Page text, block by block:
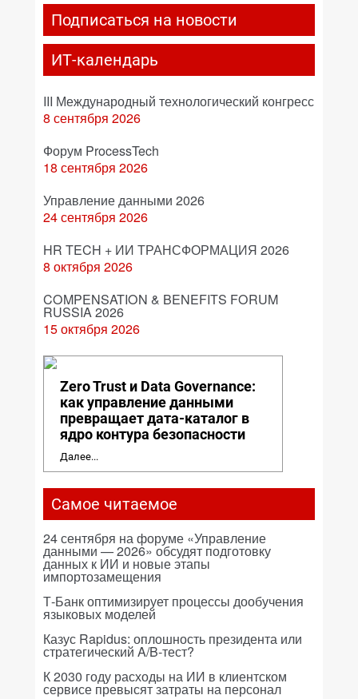
Подписаться на новости
ИТ-календарь
III Международный технологический конгресс
8 сентября 2026
Форум ProcessTech
18 сентября 2026
Управление данными 2026
24 сентября 2026
HR TECH + ИИ ТРАНСФОРМАЦИЯ 2026
8 октября 2026
COMPENSATION & BENEFITS FORUM
RUSSIA 2026
15 октября 2026
Zero Trust и Data Governance:
как управление данными
превращает дата-каталог в
ядро контура безопасности
Далее...
Самое читаемое
24 сентября на форуме «Управление
данными — 2026» обсудят подготовку
данных к ИИ и новые этапы
импортозамещения
Т-Банк оптимизирует процессы дообучения
языковых моделей
Казус Rapidus: оплошность президента или
стратегический A/B-тест?
К 2030 году расходы на ИИ в клиентском
сервисе превысят затраты на персонал